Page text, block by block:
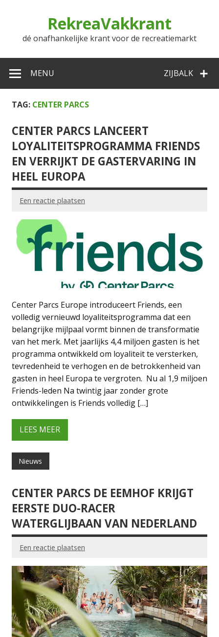
RekreaVakkrant
dé onafhankelijke krant voor de recreatiemarkt
ZIJBALK
MENU
TAG: CENTER PARCS
CENTER PARCS LANCEERT
LOYALITEITSPROGRAMMA FRIENDS
EN VERRIJKT DE GASTERVARING IN
HEEL EUROPA
Een reactie plaatsen
Center Parcs Europe introduceert Friends, een
volledig vernieuwd loyaliteitsprogramma dat een
belangrijke mijlpaal vormt binnen de transformatie
van het merk. Met jaarlijks 4,4 miljoen gasten is het
programma ontwikkeld om loyaliteit te versterken,
tevredenheid te verhogen en de betrokkenheid van
gasten in heel Europa te vergroten. Nu al 1,9 miljoen
Friends-leden Na twintig jaar zonder grote
ontwikkelingen is Friends volledig […]
LEES MEER
Nieuws
CENTER PARCS DE EEMHOF KRIJGT
EERSTE DUO-RACER
WATERGLIJBAAN VAN NEDERLAND
Een reactie plaatsen